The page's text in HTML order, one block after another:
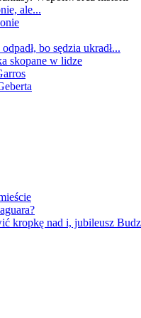
ale...
bo sędzia ukradł...
skopane w lidze
kropkę nad i, jubileusz